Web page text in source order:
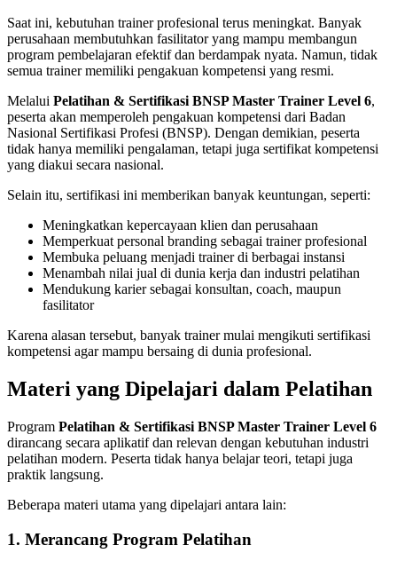
Saat ini, kebutuhan trainer profesional terus meningkat. Banyak
perusahaan membutuhkan fasilitator yang mampu membangun
program pembelajaran efektif dan berdampak nyata. Namun, tidak
semua trainer memiliki pengakuan kompetensi yang resmi.
Melalui Pelatihan & Sertifikasi BNSP Master Trainer Level 6,
peserta akan memperoleh pengakuan kompetensi dari Badan
Nasional Sertifikasi Profesi (BNSP). Dengan demikian, peserta
tidak hanya memiliki pengalaman, tetapi juga sertifikat kompetensi
yang diakui secara nasional.
Selain itu, sertifikasi ini memberikan banyak keuntungan, seperti:
Meningkatkan kepercayaan klien dan perusahaan
Memperkuat personal branding sebagai trainer profesional
Membuka peluang menjadi trainer di berbagai instansi
Menambah nilai jual di dunia kerja dan industri pelatihan
Mendukung karier sebagai konsultan, coach, maupun
fasilitator
Karena alasan tersebut, banyak trainer mulai mengikuti sertifikasi
kompetensi agar mampu bersaing di dunia profesional.
Materi yang Dipelajari dalam Pelatihan
Program Pelatihan & Sertifikasi BNSP Master Trainer Level 6
dirancang secara aplikatif dan relevan dengan kebutuhan industri
pelatihan modern. Peserta tidak hanya belajar teori, tetapi juga
praktik langsung.
Beberapa materi utama yang dipelajari antara lain:
1. Merancang Program Pelatihan